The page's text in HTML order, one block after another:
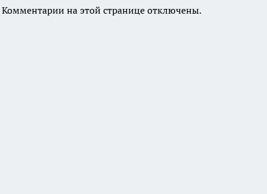
Комментарии на этой странице отключены.